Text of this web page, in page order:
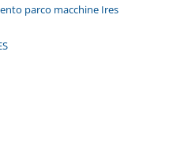
parco macchine Ires